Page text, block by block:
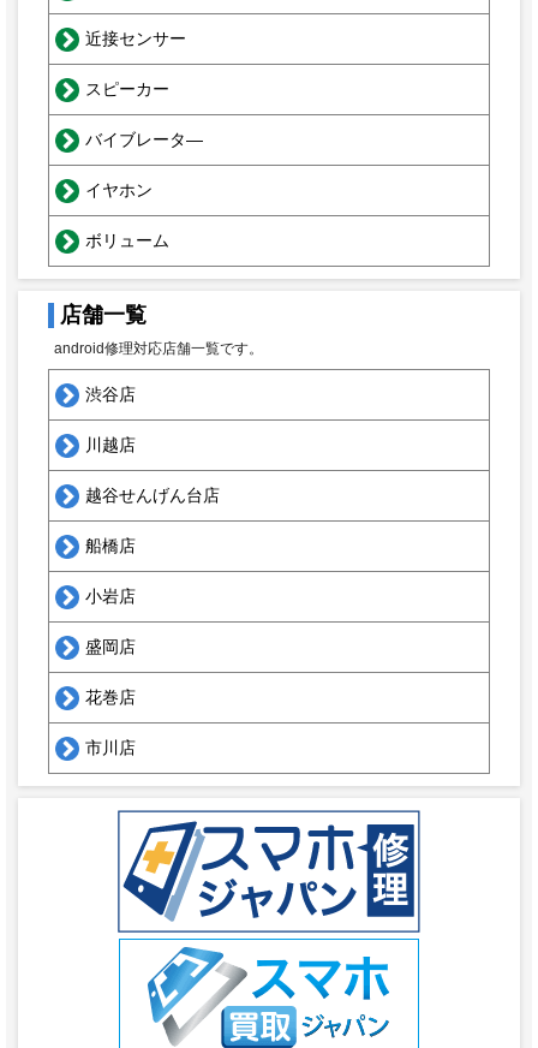
近接センサー
スピーカー
バイブレータ―
イヤホン
ボリューム
店舗一覧
android修理対応店舗一覧です。
渋谷店
川越店
越谷せんげん台店
船橋店
小岩店
盛岡店
花巻店
市川店